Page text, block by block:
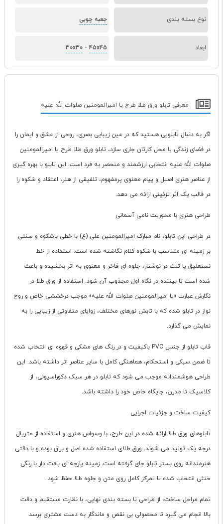
نوع بسته بندی جعبه چوبی
ابعاد 30x30 - 45x45
معرفی تابلو ورق طلا طرح یا امیرالمومنین صلوات الله علیه
اگر به دنبال تابلویی هستید که در عین زیبایی بصری، روحی از عشق و ایمان را
در فضای زندگی یا محل کارتان جاری سازد، تابلو ورق طلا طرح یا امیرالمومنین
صلوات الله علیه انتخابی ارزشمند و منحصر به فرد است. این تابلو با بهره گیری
از عناصر هنری اصیل و پیام معنوی پرمفهوم، تلفیقی از هنر، اعتقاد و شکوه را
در قالب یک اثر تزئینی ارائه می دهد.
طراحی هنری با محوریت نامی آسمانی
در طراحی این تابلو، نام مبارک امیرالمومنین علی (ع) با خطی باشکوه و سنتی
بر زمینه ای متناسب با شکوه کلام نگاشته شده است. استفاده از خط
نستعلیق یا ثلث در نوشتار، جلوه ای فاخر و معنوی به اثر بخشیده و باعث
شده است تا بیننده در نگاه اول مجذوب آن شود. استفاده از ورق طلا در
نگارش عبارت «یا امیرالمومنین صلوات الله علیه» موجب درخششی خاص و روح
نواز در تابلو شده که با تابش نورهای مختلف، زوایای متفاوتی از زیبایی را به
نمایش می گذارد.
قاب تابلو از جنس PVC باکیفیت و در رنگ های مشکی و قهوه ای انتخاب شده
تا ضمن سبکی و استحکام، هماهنگی کامل با سایر عناصر اثر داشته باشد. این
طراحی هوشمندانه موجب می شود که تابلو در هر سبک دکوراسیونی، از
کلاسیک تا مدرن، جایگاه خاص خود را داشته باشد.
کیفیت ساخت و جزئیات اجرایی
تابلوهای ورق طلا ارائه شده در این طرح، با وسواس هنری و استفاده از متریال
درجه یک تولید می شوند. ورق طلای استفاده شده اصل و براق بوده و با دقتی
هنرمندانه روی بستر تابلو جای گرفته است. زمینه پارچه ای بافت دار با رنگی
خنثی انتخاب شده تا تمرکز کامل روی متن و جلوه طلا حفظ شود.
تمام مراحل ساخت، از طراحی تا بسته بندی نهایی، با نظارت مستقیم و دقت
بالا انجام می گیرد تا محصولی بی نقص و ماندگار به دست مشتری برسد.